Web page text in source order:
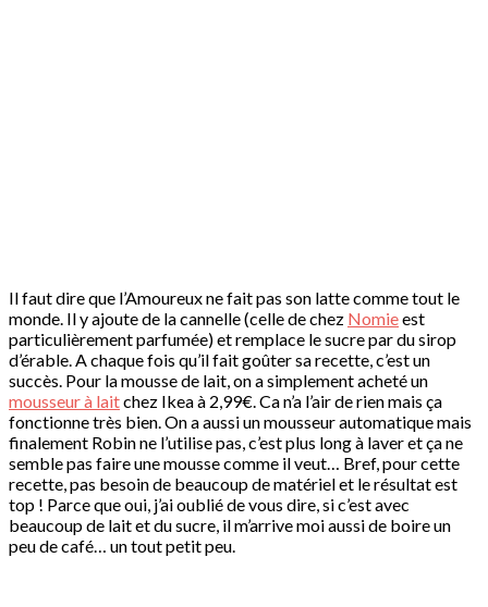
Il faut dire que l’Amoureux ne fait pas son latte comme tout le
monde. Il y ajoute de la cannelle (celle de chez Nomieest
particulièrement parfumée) et remplace le sucre par du sirop
d’érable. A chaque fois qu’il fait goûter sa recette, c’est un
succès. Pour la mousse de lait, on a simplement acheté un
mousseur à laitchez Ikea à 2,99€. Ca n’a l’air de rien mais ça
fonctionne très bien. On a aussi un mousseur automatique mais
finalement Robin ne l’utilise pas, c’est plus long à laver et ça ne
semble pas faire une mousse comme il veut… Bref, pour cette
recette, pas besoin de beaucoup de matériel et le résultat est
top ! Parce que oui, j’ai oublié de vous dire, si c’est avec
beaucoup de lait et du sucre, il m’arrive moi aussi de boire un
peu de café… un tout petit peu.